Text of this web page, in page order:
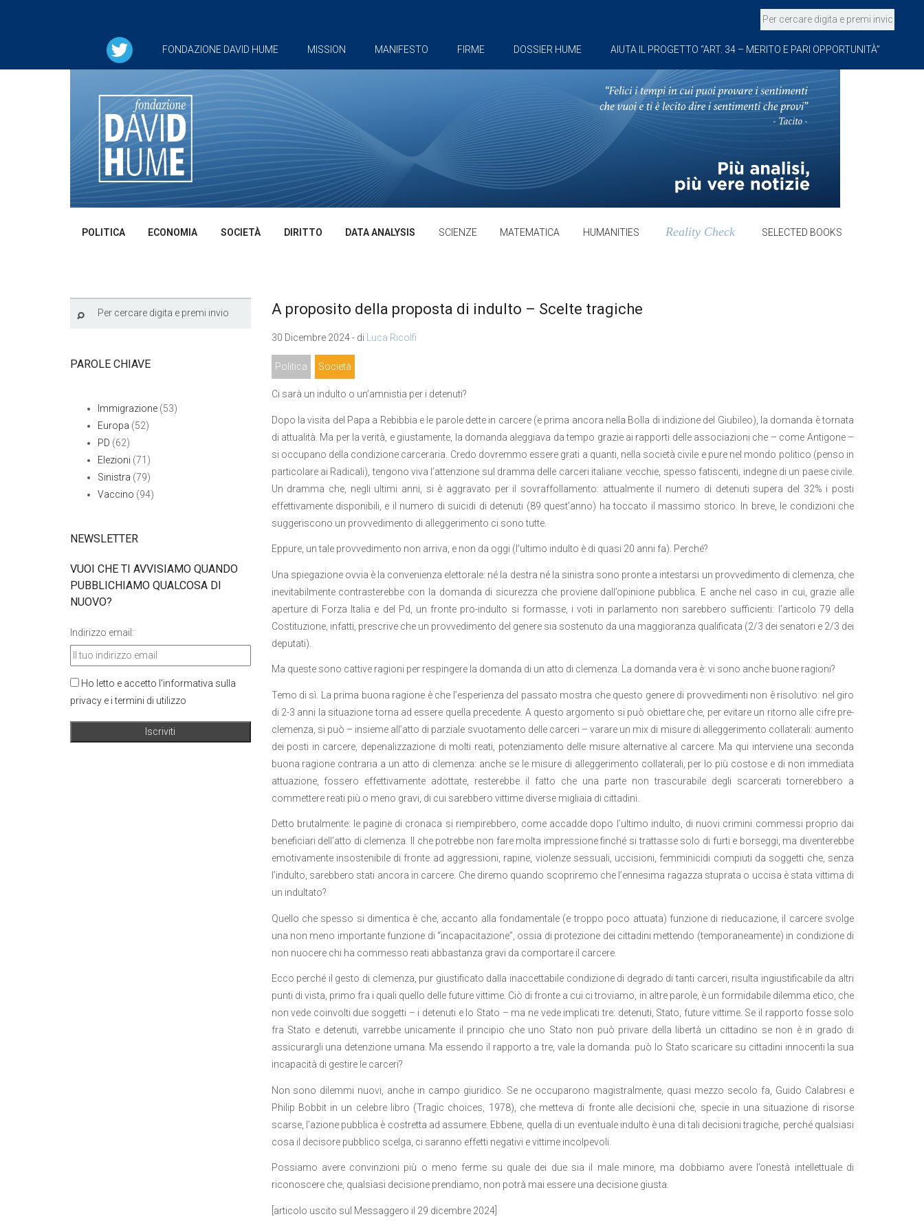
FONDAZIONE DAVID HUME MISSION MANIFESTO FIRME DOSSIER HUME AIUTA IL PROGETTO “ART. 34 – MERITO E PARI OPPORTUNITÀ”
POLITICA ECONOMIA SOCIETÀ DIRITTO DATA ANALYSIS SCIENZE MATEMATICA HUMANITIES Reality Check SELECTED BOOKS
A proposito della proposta di indulto – Scelte tragiche
30 Dicembre 2024 - di Luca Ricolfi
Politica Società
Ci sarà un indulto o un’amnistia per i detenuti?
Dopo la visita del Papa a Rebibbia e le parole dette in carcere (e prima ancora nella Bolla di indizione del Giubileo), la domanda è tornata
di attualità. Ma per la verità, e giustamente, la domanda aleggiava da tempo grazie ai rapporti delle associazioni che – come Antigone –
si occupano della condizione carceraria. Credo dovremmo essere grati a quanti, nella società civile e pure nel mondo politico (penso in
particolare ai Radicali), tengono viva l’attenzione sul dramma delle carceri italiane: vecchie, spesso fatiscenti, indegne di un paese civile.
Un dramma che, negli ultimi anni, si è aggravato per il sovraffollamento: attualmente il numero di detenuti supera del 32% i posti
effettivamente disponibili, e il numero di suicidi di detenuti (89 quest’anno) ha toccato il massimo storico. In breve, le condizioni che
suggeriscono un provvedimento di alleggerimento ci sono tutte.
Eppure, un tale provvedimento non arriva, e non da oggi (l’ultimo indulto è di quasi 20 anni fa). Perché?
Una spiegazione ovvia è la convenienza elettorale: né la destra né la sinistra sono pronte a intestarsi un provvedimento di clemenza, che
inevitabilmente contrasterebbe con la domanda di sicurezza che proviene dall’opinione pubblica. E anche nel caso in cui, grazie alle
aperture di Forza Italia e del Pd, un fronte pro-indulto si formasse, i voti in parlamento non sarebbero sufficienti: l’articolo 79 della
Costituzione, infatti, prescrive che un provvedimento del genere sia sostenuto da una maggioranza qualificata (2/3 dei senatori e 2/3 dei
deputati).
Ma queste sono cattive ragioni per respingere la domanda di un atto di clemenza. La domanda vera è: vi sono anche buone ragioni?
Temo di sì. La prima buona ragione è che l’esperienza del passato mostra che questo genere di provvedimenti non è risolutivo: nel giro
di 2-3 anni la situazione torna ad essere quella precedente. A questo argomento si può obiettare che, per evitare un ritorno alle cifre pre-
clemenza, si può – insieme all’atto di parziale svuotamento delle carceri – varare un mix di misure di alleggerimento collaterali: aumento
dei posti in carcere, depenalizzazione di molti reati, potenziamento delle misure alternative al carcere. Ma qui interviene una seconda
buona ragione contraria a un atto di clemenza: anche se le misure di alleggerimento collaterali, per lo più costose e di non immediata
attuazione, fossero effettivamente adottate, resterebbe il fatto che una parte non trascurabile degli scarcerati tornerebbero a
commettere reati più o meno gravi, di cui sarebbero vittime diverse migliaia di cittadini.
Detto brutalmente: le pagine di cronaca si riempirebbero, come accadde dopo l’ultimo indulto, di nuovi crimini commessi proprio dai
beneficiari dell’atto di clemenza. Il che potrebbe non fare molta impressione finché si trattasse solo di furti e borseggi, ma diventerebbe
emotivamente insostenibile di fronte ad aggressioni, rapine, violenze sessuali, uccisioni, femminicidi compiuti da soggetti che, senza
l’indulto, sarebbero stati ancora in carcere. Che diremo quando scopriremo che l’ennesima ragazza stuprata o uccisa è stata vittima di
un indultato?
Quello che spesso si dimentica è che, accanto alla fondamentale (e troppo poco attuata) funzione di rieducazione, il carcere svolge
una non meno importante funzione di “incapacitazione”, ossia di protezione dei cittadini mettendo (temporaneamente) in condizione di
non nuocere chi ha commesso reati abbastanza gravi da comportare il carcere.
Ecco perché il gesto di clemenza, pur giustificato dalla inaccettabile condizione di degrado di tanti carceri, risulta ingiustificabile da altri
punti di vista, primo fra i quali quello delle future vittime. Ciò di fronte a cui ci troviamo, in altre parole, è un formidabile dilemma etico, che
non vede coinvolti due soggetti – i detenuti e lo Stato – ma ne vede implicati tre: detenuti, Stato, future vittime. Se il rapporto fosse solo
fra Stato e detenuti, varrebbe unicamente il principio che uno Stato non può privare della libertà un cittadino se non è in grado di
assicurargli una detenzione umana. Ma essendo il rapporto a tre, vale la domanda: può lo Stato scaricare su cittadini innocenti la sua
incapacità di gestire le carceri?
Non sono dilemmi nuovi, anche in campo giuridico. Se ne occuparono magistralmente, quasi mezzo secolo fa, Guido Calabresi e
Philip Bobbit in un celebre libro (Tragic choices, 1978), che metteva di fronte alle decisioni che, specie in una situazione di risorse
scarse, l’azione pubblica è costretta ad assumere. Ebbene, quella di un eventuale indulto è una di tali decisioni tragiche, perché qualsiasi
cosa il decisore pubblico scelga, ci saranno effetti negativi e vittime incolpevoli.
Possiamo avere convinzioni più o meno ferme su quale dei due sia il male minore, ma dobbiamo avere l’onestà intellettuale di
riconoscere che, qualsiasi decisione prendiamo, non potrà mai essere una decisione giusta.
[articolo uscito sul Messaggero il 29 dicembre 2024]
PAROLE CHIAVE
Immigrazione (53)
Europa (52)
PD (62)
Elezioni (71)
Sinistra (79)
Vaccino (94)
NEWSLETTER
VUOI CHE TI AVVISIAMO QUANDO
PUBBLICHIAMO QUALCOSA DI
NUOVO?
Indirizzo email:
Ho letto e accetto l'informativa sulla
privacy e i termini di utilizzo